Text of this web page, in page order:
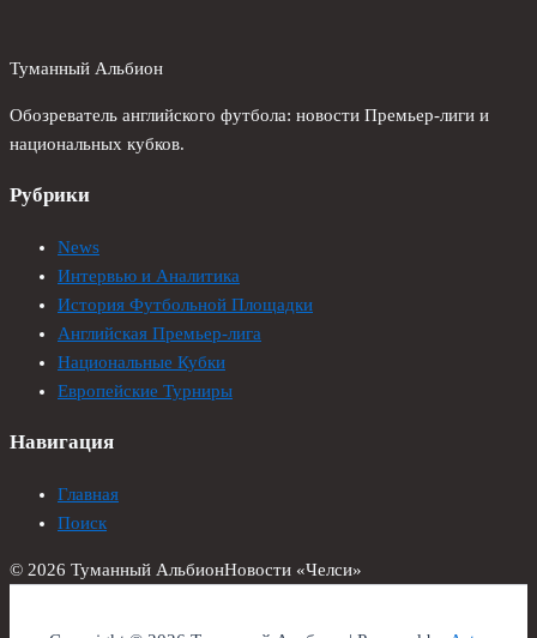
Туманный Альбион
Обозреватель английского футбола: новости Премьер-лиги и
национальных кубков.
Рубрики
News
Интервью и Аналитика
История Футбольной Площадки
Английская Премьер-лига
Национальные Кубки
Европейские Турниры
Навигация
Главная
Поиск
© 2026 Туманный АльбионНовости «Челси»